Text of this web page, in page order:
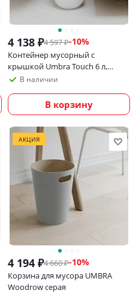
4 138 ₽4 597₽-10%
Контейнер мусорный с
крышкой Umbra Touch 6 л,
белыйВ наличии
В корзину
АКЦИЯ
4 194 ₽4 660₽-10%
Корзина для мусора UMBRA
Woodrow серая